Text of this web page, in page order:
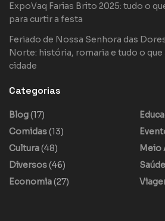
ExpoVaq Farias Brito 2025: tudo o
para curtir a festa
Feriado de Nossa Senhora das
Norte: história, romaria e tudo o que
cidade
Categorias
Blog(17)
Comidas(13)
Cultura(48)
Diversos(46)
Economia(27)
Meio
Saúde